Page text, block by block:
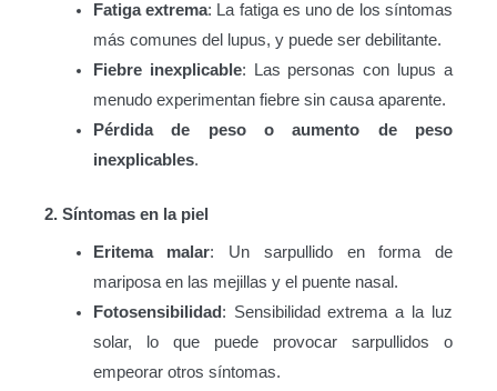
Fatiga extrema: La fatiga es uno de los síntomas
más comunes del lupus, y puede ser debilitante.
Fiebre inexplicable: Las personas con lupus a
menudo experimentan fiebre sin causa aparente.
Pérdida de peso o aumento de peso
inexplicables.
2. Síntomas en la piel
Eritema malar: Un sarpullido en forma de
mariposa en las mejillas y el puente nasal.
Fotosensibilidad: Sensibilidad extrema a la luz
solar, lo que puede provocar sarpullidos o
empeorar otros síntomas.